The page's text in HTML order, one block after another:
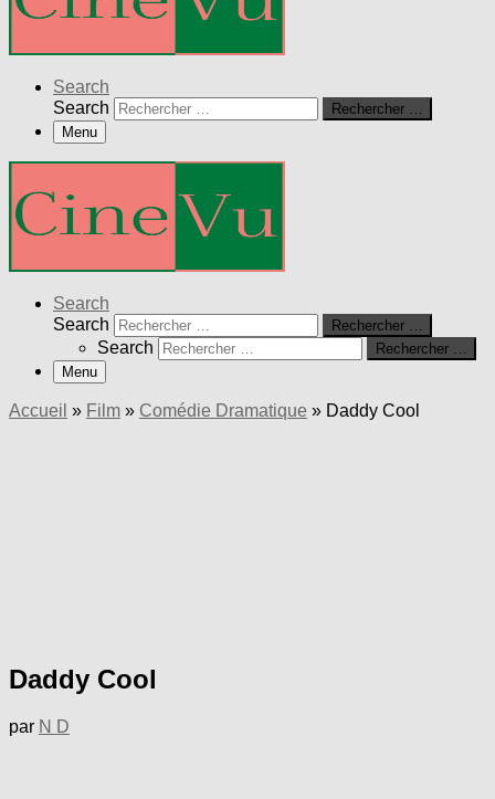
Search
Search
Rechercher …
Menu
Search
Search
Rechercher …
Search
Rechercher …
Menu
Accueil » Film » Comédie Dramatique » Daddy Cool
Daddy Cool
par N D